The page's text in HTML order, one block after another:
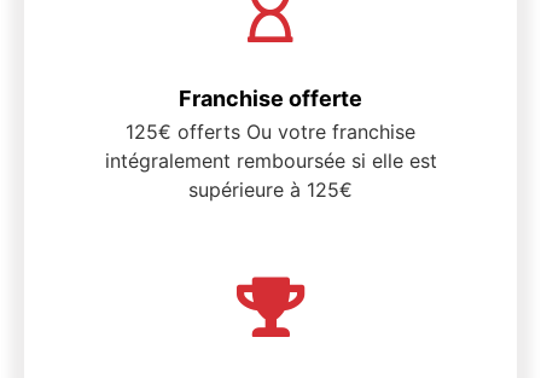
Franchise offerte
125€ offerts Ou votre franchise
intégralement remboursée si elle est
supérieure à 125€